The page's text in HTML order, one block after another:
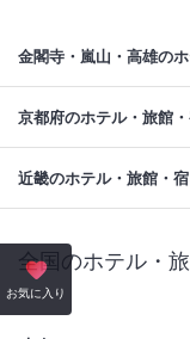
お気に入り
金閣寺・嵐山・高雄の
京都府のホテル・旅館
近畿のホテル・旅館・
全国のホテル・